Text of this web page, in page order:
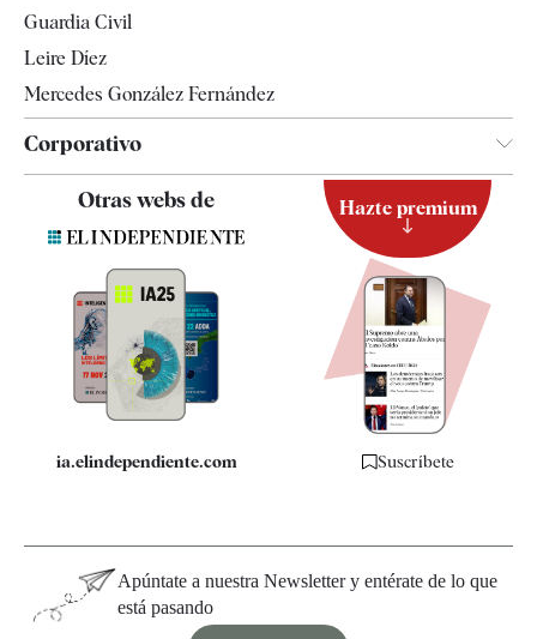
Guardia Civil
Leire Díez
Mercedes González Fernández
Corporativo
Contacto
Quiénes somos
Especificaciones
Otras webs de
ia.elindependiente.com
Hazte premium
Suscríbete
Apúntate a nuestra Newsletter y entérate de lo que
está pasando